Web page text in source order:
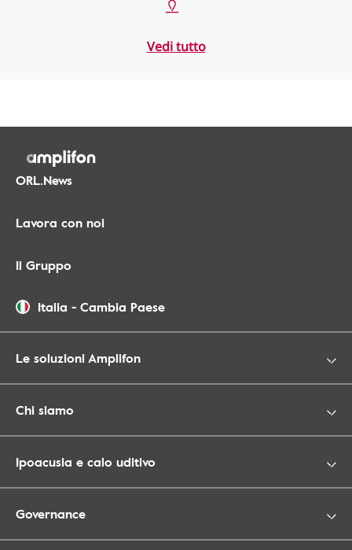
Vedi tutto
ORL.News
Lavora con noi
Il Gruppo
Italia - Cambia Paese
Le soluzioni Amplifon
Chi siamo
Ipoacusia e calo uditivo
Governance